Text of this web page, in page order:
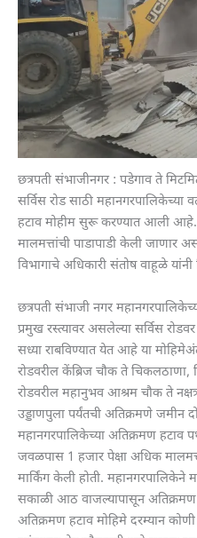
छत्रपती संभाजीनगर : पडेगाव ते
सर्विस रोड साठी
हटाव मोहीम सुरू करण्यात आली
मालमत्तांची पाडापाडी केली जाणार
विभागाचे अधिकारी संतोष वाहूळे यांनी
छत्रपती संभाजी नगर
प्रमुख रस्त्यावर असलेल्या सर्विस
सध्या राबविण्यात येत आहे या
रोडवरील केंब्रिज चौक ते
रोडवरील महानुभव आश्रम चौक ते
उड्डाणपुला पर्यंतची अतिक्रमणे
महानगरपालिकेच्या अतिक्रमण हटाव
जवळपास 1 हजार पेक्षा अधिक
मार्किंग केली होती. महानगरपालिकेने
सकाळी आठ वाजल्यापासून
अतिक्रमण हटाव मोहिमे दरम्यान